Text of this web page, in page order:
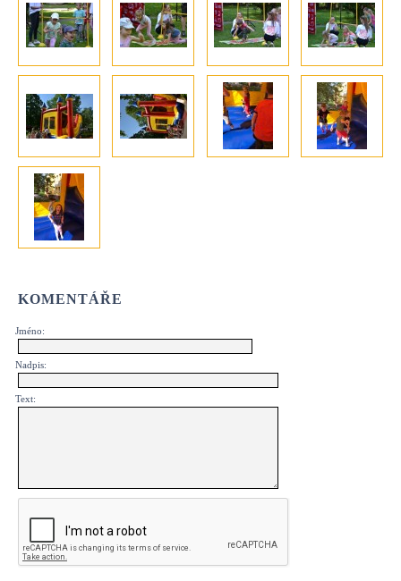
KOMENTÁŘE
Jméno:
Nadpis:
Text: